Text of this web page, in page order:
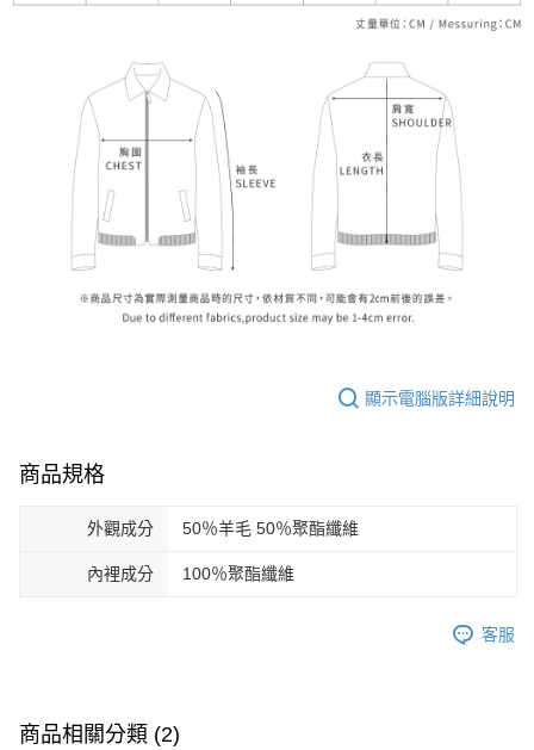
顯示電腦版詳細說明
商品規格
外觀成分 50％羊毛 50％聚酯纖維
內裡成分 100％聚酯纖維
客服
商品相關分類 (2)